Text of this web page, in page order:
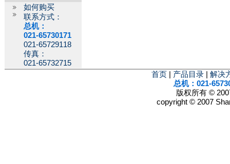
如何购买
联系方式：
总机：
021-65730171
021-65729118
传真：
021-65732715
首页 产品目录
解决
总机：021-
版权所有 ©
copyright © 2007